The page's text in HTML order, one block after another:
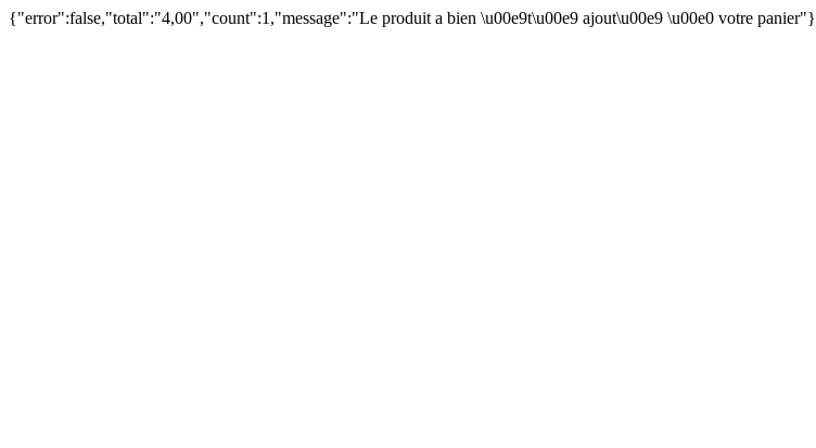
{"error":false,"total":"4,00","count":1,"message":"Le produit a bien \u00e9t\u00e9 ajout\u00e9 \u00e0 votre panier"}